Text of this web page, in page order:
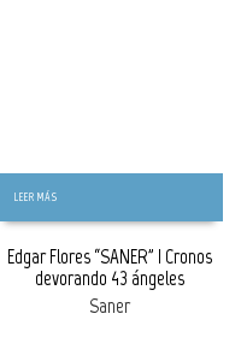
LEER MÁS
Edgar Flores “SANER” | Cronos
devorando 43 ángeles
Saner